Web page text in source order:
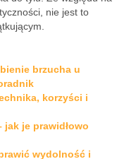
nie jest to
brzucha u
korzyści i
jak je prawidłowo
wydolność i